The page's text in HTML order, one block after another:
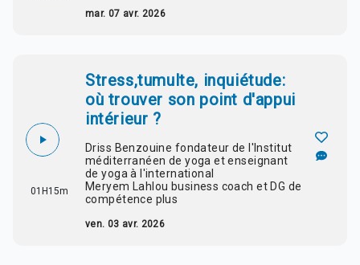
mar. 07 avr. 2026
01H15m
Stress,tumulte, inquiétude:
où trouver son point d'appui
intérieur ?
Driss Benzouine fondateur de l'Institut
méditerranéen de yoga et enseignant
de yoga à l'international
Meryem Lahlou business coach et DG de
compétence plus
ven. 03 avr. 2026